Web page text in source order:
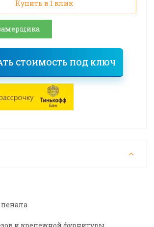
Купить в 1 клик
СТОИМОСТЬ ПОД КЛЮЧ